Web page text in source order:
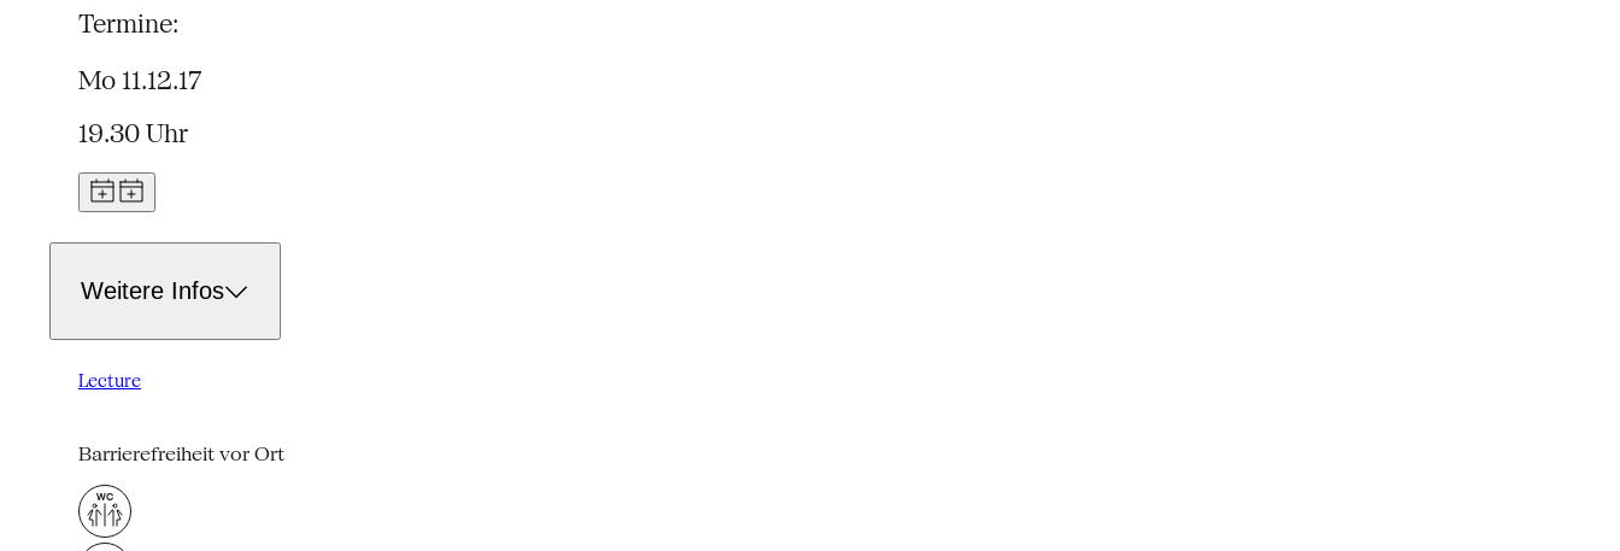
Termine:
Mo 11.12.17
19.30 Uhr
Weitere Infos
Lecture
Barrierefreiheit vor Ort